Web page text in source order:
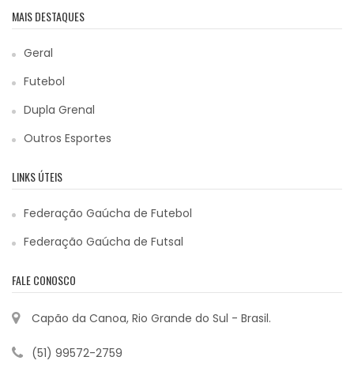
MAIS DESTAQUES
Geral
Futebol
Dupla Grenal
Outros Esportes
LINKS ÚTEIS
Federação Gaúcha de Futebol
Federação Gaúcha de Futsal
FALE CONOSCO
Capão da Canoa, Rio Grande do Sul - Brasil.
(51) 99572-2759